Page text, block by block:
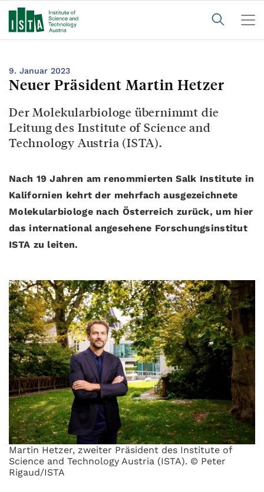
9. Januar 2023
Neuer Präsident Martin Hetzer
Der Molekularbiologe übernimmt die
Leitung des Institute of Science and
Technology Austria (ISTA).
Nach 19 Jahren am renommierten Salk Institute in
Kalifornien kehrt der mehrfach ausgezeichnete
Molekularbiologe nach Österreich zurück, um hier
das international angesehene Forschungsinstitut
ISTA zu leiten.
Martin Hetzer, zweiter Präsident des Institute of
Science and Technology Austria (ISTA). © Peter
Rigaud/ISTA